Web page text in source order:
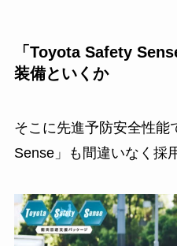
「Toyota Safety
装備といくか
そこに先進予防安全性能
Sense」も間違いなく採